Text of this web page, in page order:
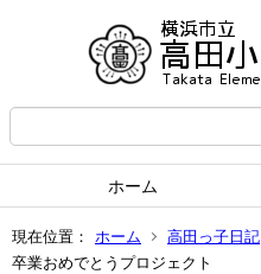
ホーム
現在位置： ホーム 高田っ子日記
卒業おめでとうプロジェクト